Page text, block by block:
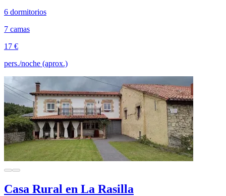
6 dormitorios
7 camas
17 €
pers./noche (aprox.)
Casa Rural en La Rasilla